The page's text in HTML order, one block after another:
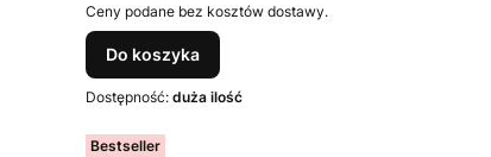
Ceny podane bez kosztów dostawy.
Do koszyka
Dostępność: duża ilość
Bestseller